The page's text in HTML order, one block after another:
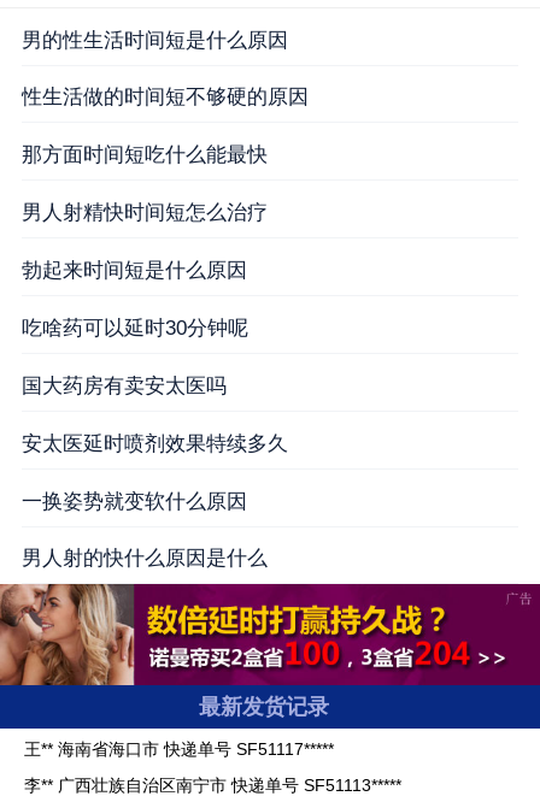
男的性生活时间短是什么原因
性生活做的时间短不够硬的原因
那方面时间短吃什么能最快
男人射精快时间短怎么治疗
勃起来时间短是什么原因
吃啥药可以延时30分钟呢
国大药房有卖安太医吗
安太医延时喷剂效果特续多久
一换姿势就变软什么原因
男人射的快什么原因是什么
最新发货记录
贺** 广东省深圳市 快递单号 SF12260*****
周** 浙江省宁波市 快递单号 SF12240*****
王** 海南省海口市 快递单号 SF51117*****
李** 广西壮族自治区南宁市 快递单号 SF51113*****
潘** 四川省泸州市 快递单号 SF51155*****